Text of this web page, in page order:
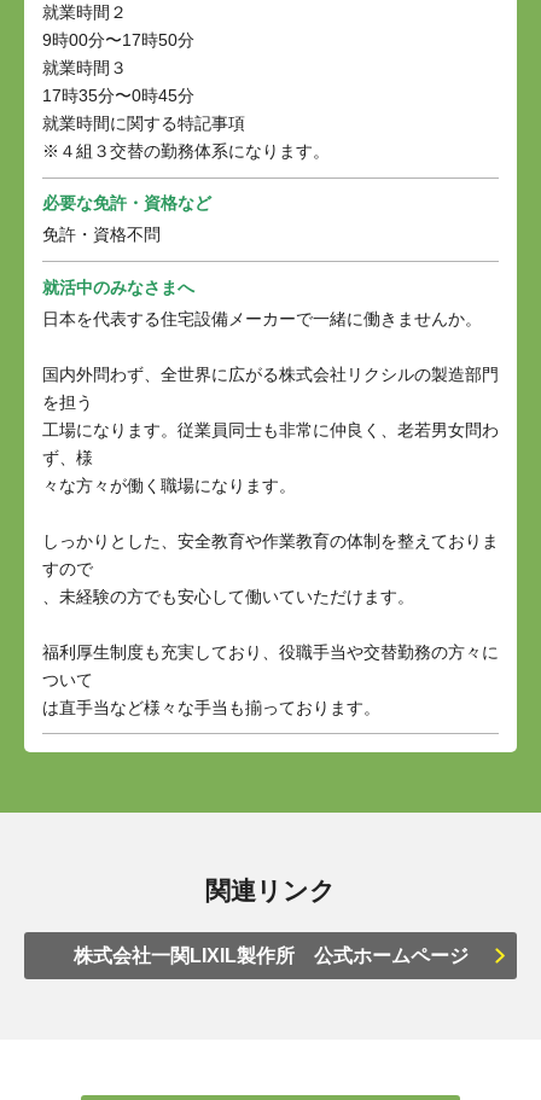
就業時間２
9時00分〜17時50分
就業時間３
17時35分〜0時45分
就業時間に関する特記事項
※４組３交替の勤務体系になります。
必要な免許・資格など
免許・資格不問
就活中のみなさまへ
日本を代表する住宅設備メーカーで一緒に働きませんか。
国内外問わず、全世界に広がる株式会社リクシルの製造部門
を担う
工場になります。従業員同士も非常に仲良く、老若男女問わ
ず、様
々な方々が働く職場になります。
しっかりとした、安全教育や作業教育の体制を整えておりま
すので
、未経験の方でも安心して働いていただけます。
福利厚生制度も充実しており、役職手当や交替勤務の方々に
ついて
は直手当など様々な手当も揃っております。
関連リンク
株式会社一関LIXIL製作所 公式ホームページ